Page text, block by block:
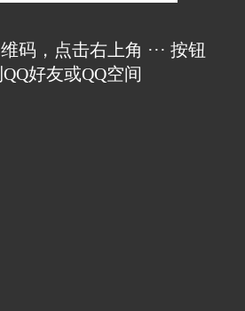
码，点击右上角 ··· 按钮
好友或QQ空间